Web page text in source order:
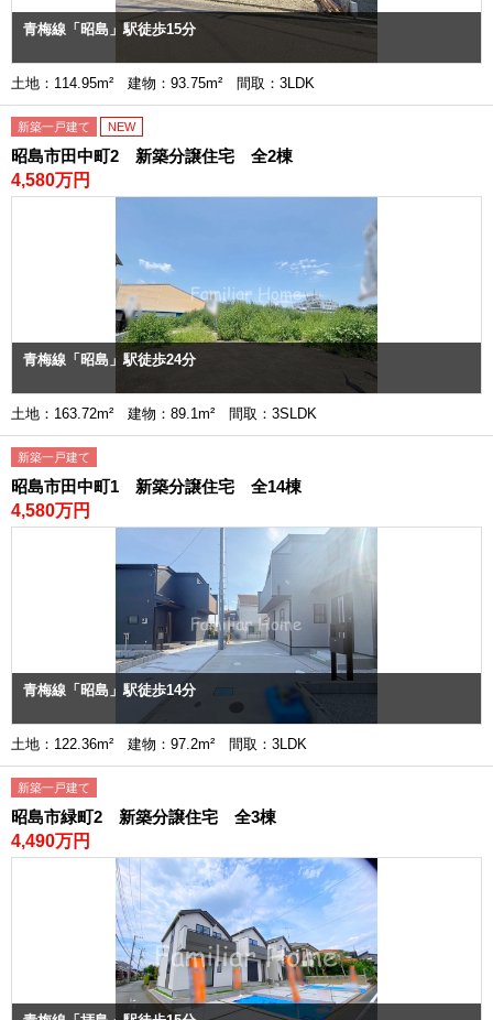
青梅線「昭島」駅徒歩15分
土地：114.95m² 建物：93.75m² 間取：3LDK
新築一戸建て NEW
昭島市田中町2 新築分譲住宅 全2棟
4,580万円
青梅線「昭島」駅徒歩24分
土地：163.72m² 建物：89.1m² 間取：3SLDK
新築一戸建て
昭島市田中町1 新築分譲住宅 全14棟
4,580万円
青梅線「昭島」駅徒歩14分
土地：122.36m² 建物：97.2m² 間取：3LDK
新築一戸建て
昭島市緑町2 新築分譲住宅 全3棟
4,490万円